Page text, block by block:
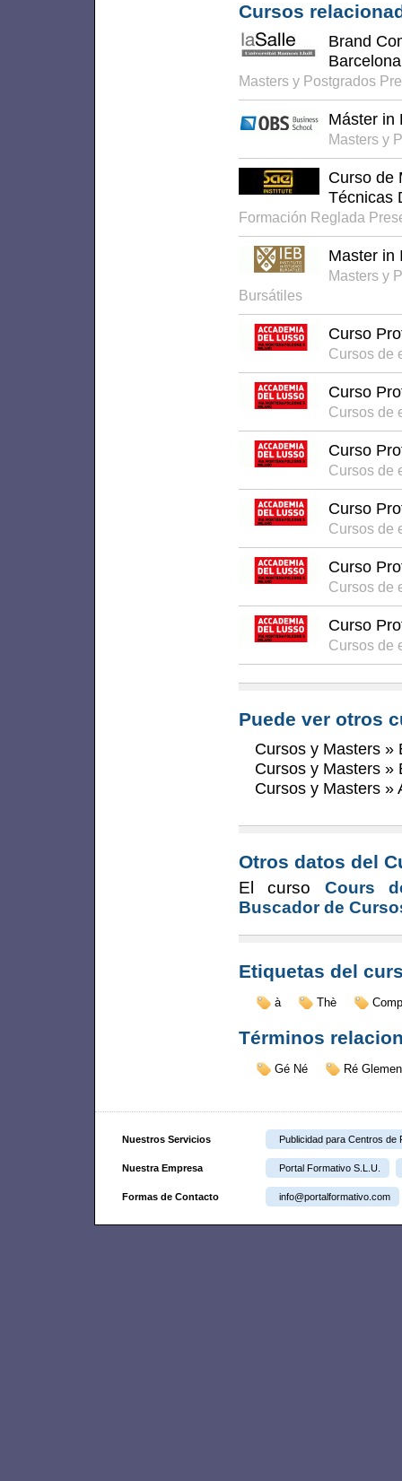
Cursos
Brand
Barcelona
Masters y Postgrados
Máster in
Masters y
Curso de
Técnicas
Formación Reglada
Master in
Masters y
Bursátiles
Curso
Cursos de
Curso
Cursos de
Curso
Cursos de
Curso
Cursos de
Curso
Cursos de
Curso
Cursos de
Puede ver otros
Cursos y Masters »
Cursos y Masters »
Cursos y Masters »
Otros datos del
El curso Cours
Buscador de
Etiquetas del
à Thè
Términos
Gé Né Ré
Nuestros Servicios Publicidad para Centros de
Nuestra Empresa Portal Formativo S.L.U.
Formas de Contacto info@portalformativo.com